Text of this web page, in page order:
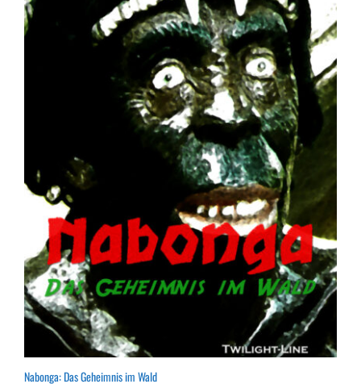
Nabonga: Das Geheimnis im Wald